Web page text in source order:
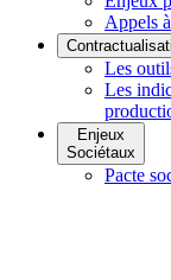
Appels
Les
Les
Enjeux
Sociétaux
Pacte